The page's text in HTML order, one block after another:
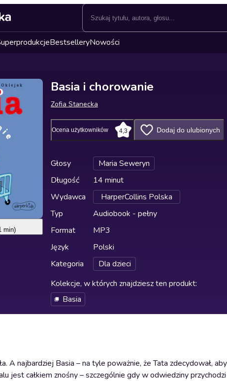
BestselleryNowości
min)
Basia i chorowanie
Zofia Stanecka
Ocena użytkowników 4,3 Dodaj do ulubionych
Głosy
Maria Seweryn
Długość
14 minut
Wydawca
HarperCollins Polska
Typ
Audiobook - pełny
Format
MP3
Język
Polski
Kategoria
Dla dzieci
Kolekcje, w których znajdziesz ten produkt:
Basia
A najbardziej Basia – na tyle poważnie, że Tata zdecydował,
jest całkiem znośny – szczególnie gdy w odwiedziny